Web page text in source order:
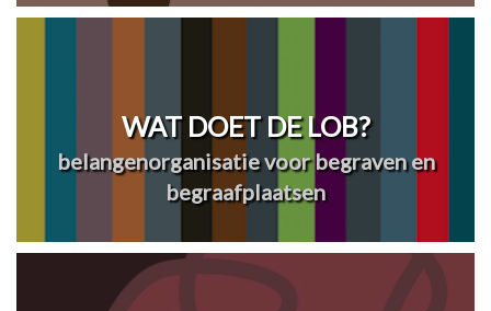
WAT DOET DE LOB?
belangenorganisatie voor begraven en
begraafplaatsen